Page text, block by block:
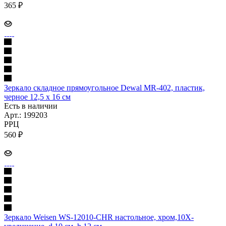
365 ₽
Зеркало складное прямоугольное Dewal MR-402, пластик,
черное 12,5 х 16 см
Есть в наличии
Арт.: 199203
РРЦ
560 ₽
Зеркало Weisen WS-12010-CHR настольное, хром,10Х-